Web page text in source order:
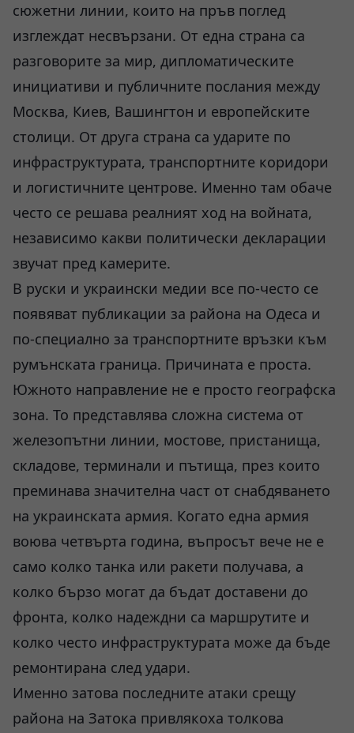
сюжетни линии, които на пръв поглед
изглеждат несвързани. От една страна са
разговорите за мир, дипломатическите
инициативи и публичните послания между
Москва, Киев, Вашингтон и европейските
столици. От друга страна са ударите по
инфраструктурата, транспортните коридори
и логистичните центрове. Именно там обаче
често се решава реалният ход на войната,
независимо какви политически декларации
звучат пред камерите.
В руски и украински медии все по-често се
появяват публикации за района на Одеса и
по-специално за транспортните връзки към
румънската граница. Причината е проста.
Южното направление не е просто географска
зона. То представлява сложна система от
железопътни линии, мостове, пристанища,
складове, терминали и пътища, през които
преминава значителна част от снабдяването
на украинската армия. Когато една армия
воюва четвърта година, въпросът вече не е
само колко танка или ракети получава, а
колко бързо могат да бъдат доставени до
фронта, колко надеждни са маршрутите и
колко често инфраструктурата може да бъде
ремонтирана след удари.
Именно затова последните атаки срещу
района на Затока привлякоха толкова